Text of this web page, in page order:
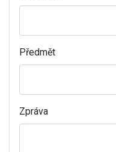
Předmět
Zpráva